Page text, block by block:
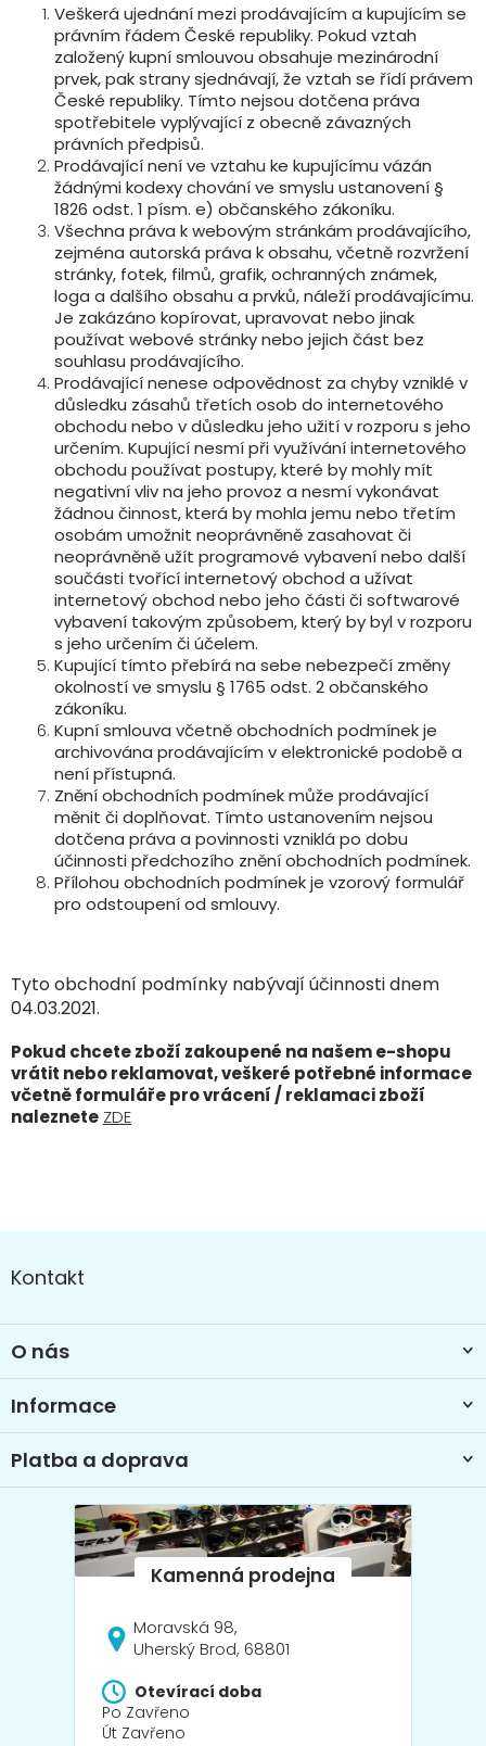
Veškerá ujednání mezi prodávajícím a kupujícím se
právním řádem České republiky. Pokud vztah
založený kupní smlouvou obsahuje mezinárodní
prvek, pak strany sjednávají, že vztah se řídí právem
České republiky. Tímto nejsou dotčena práva
spotřebitele vyplývající z obecně závazných
právních předpisů.
Prodávající není ve vztahu ke kupujícímu vázán
žádnými kodexy chování ve smyslu ustanovení §
1826 odst. 1 písm. e) občanského zákoníku.
Všechna práva k webovým stránkám prodávajícího,
zejména autorská práva k obsahu, včetně rozvržení
stránky, fotek, filmů, grafik, ochranných známek,
loga a dalšího obsahu a prvků, náleží prodávajícímu.
Je zakázáno kopírovat, upravovat nebo jinak
používat webové stránky nebo jejich část bez
souhlasu prodávajícího.
Prodávající nenese odpovědnost za chyby vzniklé v
důsledku zásahů třetích osob do internetového
obchodu nebo v důsledku jeho užití v rozporu s jeho
určením. Kupující nesmí při využívání internetového
obchodu používat postupy, které by mohly mít
negativní vliv na jeho provoz a nesmí vykonávat
žádnou činnost, která by mohla jemu nebo třetím
osobám umožnit neoprávněně zasahovat či
neoprávněně užít programové vybavení nebo další
součásti tvořící internetový obchod a užívat
internetový obchod nebo jeho části či softwarové
vybavení takovým způsobem, který by byl v rozporu
s jeho určením či účelem.
Kupující tímto přebírá na sebe nebezpečí změny
okolností ve smyslu § 1765 odst. 2 občanského
zákoníku.
Kupní smlouva včetně obchodních podmínek je
archivována prodávajícím v elektronické podobě a
není přístupná.
Znění obchodních podmínek může prodávající
měnit či doplňovat. Tímto ustanovením nejsou
dotčena práva a povinnosti vzniklá po dobu
účinnosti předchozího znění obchodních podmínek.
Přílohou obchodních podmínek je vzorový formulář
pro odstoupení od smlouvy.
Tyto obchodní podmínky nabývají účinnosti dnem
04.03.2021.
Pokud chcete zboží zakoupené na našem e-shopu
vrátit nebo reklamovat, veškeré potřebné informace
včetně formuláře pro vrácení / reklamaci zboží
naleznete ZDE
á
pKontakt
O nás
Informace
Platba a doprava
Moravská 98,
Uherský Brod, 68801
Otevírací doba
Po Zavřeno
Út Zavřeno